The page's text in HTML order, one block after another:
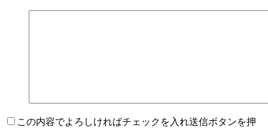
この内容でよろしければチェックを入れ送信ボタンを押